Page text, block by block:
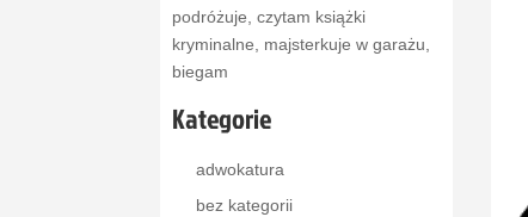
podróżuje, czytam książki
kryminalne, majsterkuje w garażu,
biegam
Kategorie
adwokatura
bez kategorii